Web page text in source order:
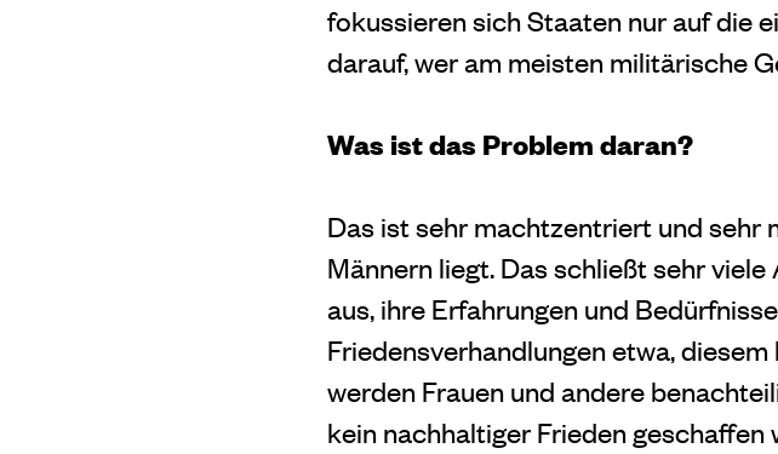
fokussieren sich Staaten nur auf die
darauf, wer am meisten militärische
Was ist das Problem daran?
Das ist sehr machtzentriert und sehr
Männern liegt. Das schließt sehr
aus, ihre Erfahrungen und
Friedensverhandlungen etwa,
werden Frauen und andere
kein nachhaltiger Frieden